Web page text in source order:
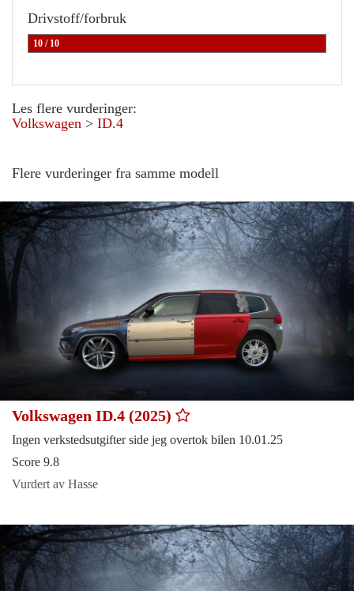
Drivstoff/forbruk
10 / 10
Les flere vurderinger:
Volkswagen > ID.4
Flere vurderinger fra samme modell
Volkswagen ID.4 (2025)
Ingen verkstedsutgifter side jeg overtok bilen 10.01.25
Score 9.8
Vurdert av Hasse